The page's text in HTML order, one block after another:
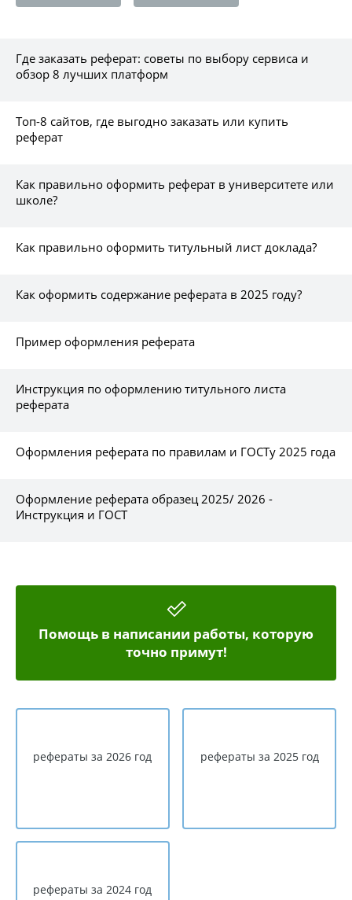
Где заказать реферат: советы по выбору сервиса и
обзор 8 лучших платформ
Топ-8 сайтов, где выгодно заказать или купить
реферат
Как правильно оформить реферат в университете или
школе?
Как правильно оформить титульный лист доклада?
Как оформить содержание реферата в 2025 году?
Пример оформления реферата
Инструкция по оформлению титульного листа
реферата
Оформления реферата по правилам и ГОСТу 2025 года
Оформление реферата образец 2025/ 2026 -
Инструкция и ГОСТ
Помощь в написании работы, которую
точно примут!
рефераты за 2026 год рефераты за 2025 год
рефераты за 2024 год